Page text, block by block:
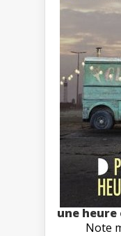
une heure
Note